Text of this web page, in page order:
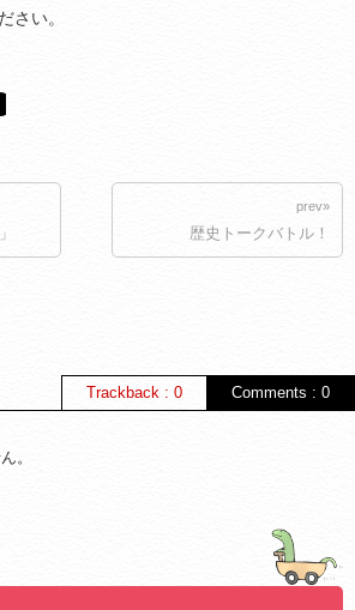
さい。
prev»
歴史トークバトル！
Comments : 0
Trackback : 0
。